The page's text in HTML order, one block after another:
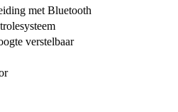
met Bluetooth
verstelbaar